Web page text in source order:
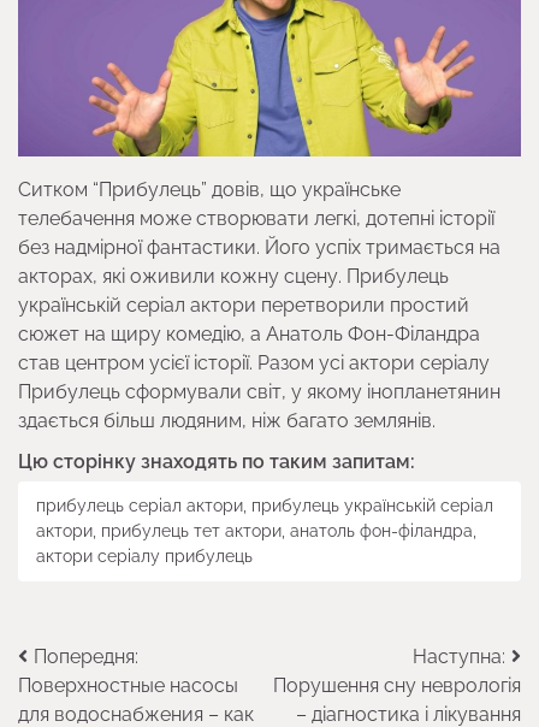
Ситком “Прибулець” довів, що українське
телебачення може створювати легкі, дотепні історії
без надмірної фантастики. Його успіх тримається на
акторах, які оживили кожну сцену. Прибулець
українській серіал актори перетворили простий
сюжет на щиру комедію, а Анатоль Фон-Філандра
став центром усієї історії. Разом усі актори серіалу
Прибулець сформували світ, у якому інопланетянин
здається більш людяним, ніж багато землянів.
Цю сторінку знаходять по таким запитам:
прибулець серіал актори, прибулець українській серіал
актори, прибулець тет актори, анатоль фон-філандра,
актори серіалу прибулець
Навігація
записів
Попередня:
Поверхностные насосы
для водоснабжения – как
Наступна:
Порушення сну неврологія
– діагностика і лікування